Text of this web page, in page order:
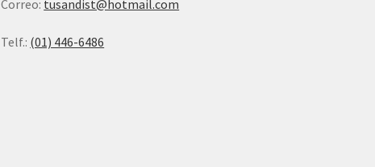
Correo: tusandist@hotmail.com
Telf.: (01) 446-6486